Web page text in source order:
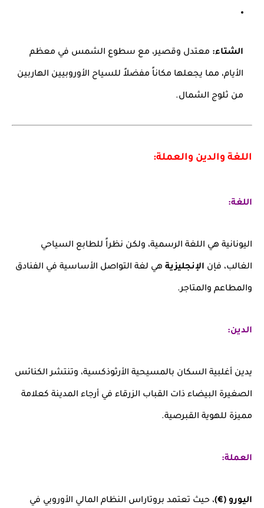
الشتاء: معتدل وقصير، مع سطوع الشمس في معظم
الأيام، مما يجعلها مكاناً مفضلاً للسياح الأوروبيين الهاربين
من ثلوج الشمال.
اللغة والدين والعملة:
اللغة:
اليونانية هي اللغة الرسمية، ولكن نظراً للطابع السياحي
الغالب، فإن الإنجليزية هي لغة التواصل الأساسية في الفنادق
والمطاعم والمتاجر.
الدين:
يدين أغلبية السكان بالمسيحية الأرثوذكسية، وتنتشر الكنائس
الصغيرة البيضاء ذات القباب الزرقاء في أرجاء المدينة كعلامة
مميزة للهوية القبرصية.
العملة:
اليورو (€)، حيث تعتمد بروتاراس النظام المالي الأوروبي في